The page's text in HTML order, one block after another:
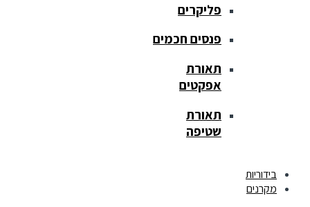
פליקרים
פנסים חכמים
תאורת
אפקטים
תאורת
שטיפה
בידוריות
מקרנים